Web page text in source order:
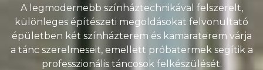
A legmodernebb színháztechnikával felszerelt,
különleges építészeti megoldásokat felvonultató
épületben két színházterem és kamaraterem várja
a tánc szerelmeseit, emellett próbatermek segítik a
professzionális táncosok felkészülését.